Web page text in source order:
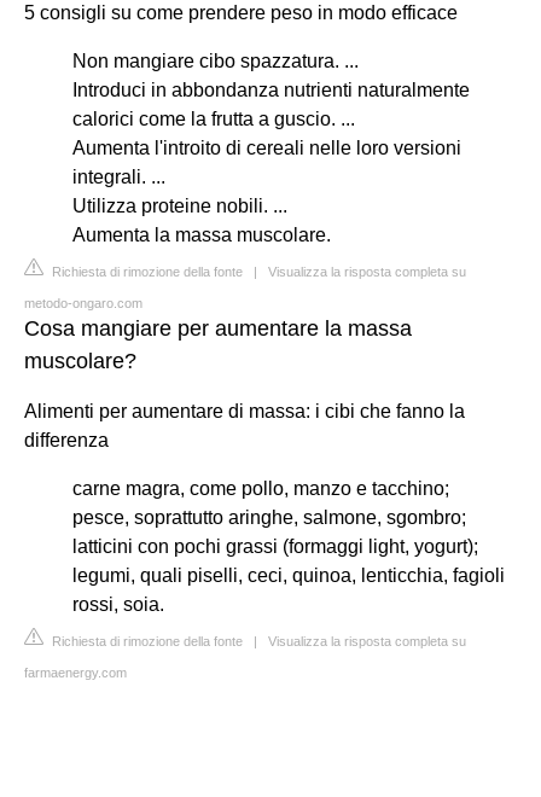
5 consigli su come prendere peso in modo efficace
Non mangiare cibo spazzatura. ...
Introduci in abbondanza nutrienti naturalmente
calorici come la frutta a guscio. ...
Aumenta l'introito di cereali nelle loro versioni
integrali. ...
Utilizza proteine nobili. ...
Aumenta la massa muscolare.
Richiesta di rimozione della fonte | Visualizza la risposta completa su
metodo-ongaro.com
Cosa mangiare per aumentare la massa
muscolare?
Alimenti per aumentare di massa: i cibi che fanno la
differenza
carne magra, come pollo, manzo e tacchino;
pesce, soprattutto aringhe, salmone, sgombro;
latticini con pochi grassi (formaggi light, yogurt);
legumi, quali piselli, ceci, quinoa, lenticchia, fagioli
rossi, soia.
Richiesta di rimozione della fonte | Visualizza la risposta completa su
farmaenergy.com